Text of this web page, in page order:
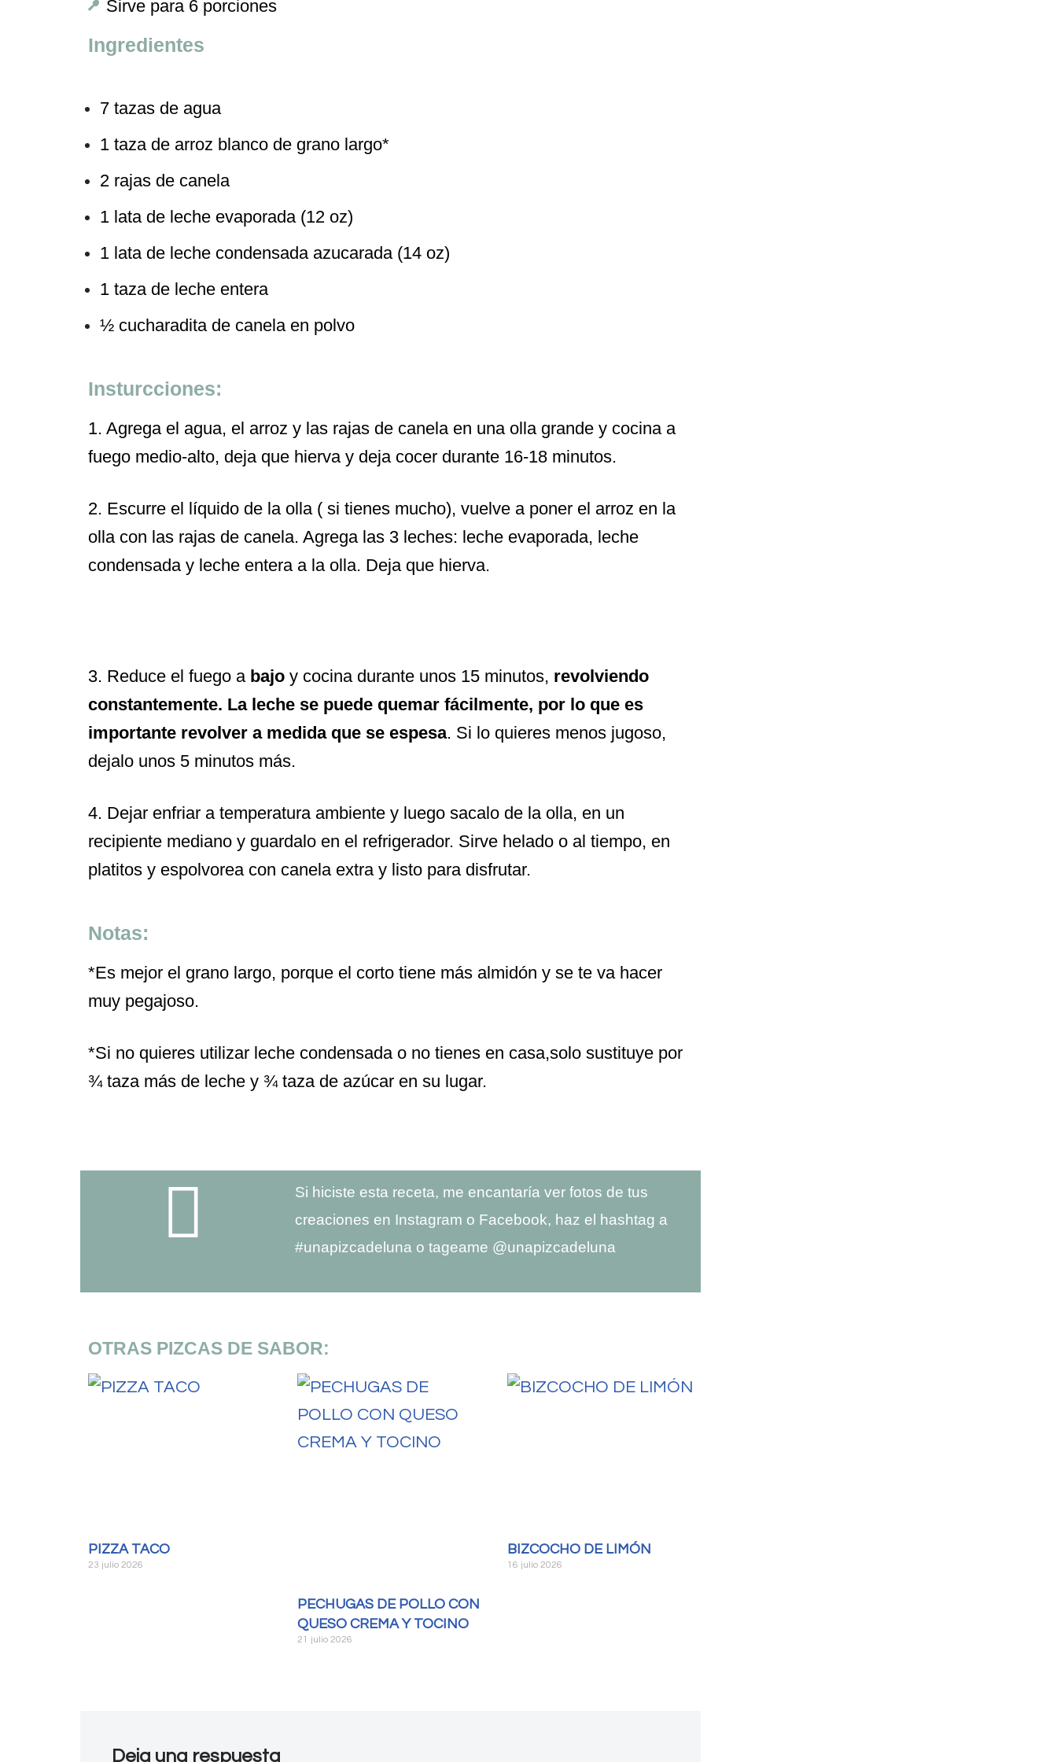
Sirve para 6 porciones
Ingredientes
7 tazas de agua
1 taza de arroz blanco de grano largo*
2 rajas de canela
1 lata de leche evaporada (12 oz)
1 lata de leche condensada azucarada (14 oz)
1 taza de leche entera
½ cucharadita de canela en polvo
Insturcciones:
1. Agrega el agua, el arroz y las rajas de canela en una olla grande y cocina a
fuego medio-alto, deja que hierva y deja cocer durante 16-18 minutos.
2. Escurre el líquido de la olla ( si tienes mucho), vuelve a poner el arroz en la
olla con las rajas de canela. Agrega las 3 leches: leche evaporada, leche
condensada y leche entera a la olla. Deja que hierva.
3. Reduce el fuego a bajo y cocina durante unos 15 minutos, revolviendo
constantemente. La leche se puede quemar fácilmente, por lo que es
importante revolver a medida que se espesa. Si lo quieres menos jugoso,
dejalo unos 5 minutos más.
4. Dejar enfriar a temperatura ambiente y luego sacalo de la olla, en un
recipiente mediano y guardalo en el refrigerador. Sirve helado o al tiempo, en
platitos y espolvorea con canela extra y listo para disfrutar.
Notas:
*Es mejor el grano largo, porque el corto tiene más almidón y se te va hacer
muy pegajoso.
*Si no quieres utilizar leche condensada o no tienes en casa,solo sustituye por
¾ taza más de leche y ¾ taza de azúcar en su lugar.
Si hiciste esta receta, me encantaría ver fotos de tus
creaciones en Instagram o Facebook, haz el hashtag a
#unapizcadeluna o tageame @unapizcadeluna
OTRAS PIZCAS DE SABOR:
PIZZA TACO
23 julio 2026
PECHUGAS DE POLLO CON
QUESO CREMA Y TOCINO
21 julio 2026
BIZCOCHO DE LIMÓN
16 julio 2026
Deja una respuesta